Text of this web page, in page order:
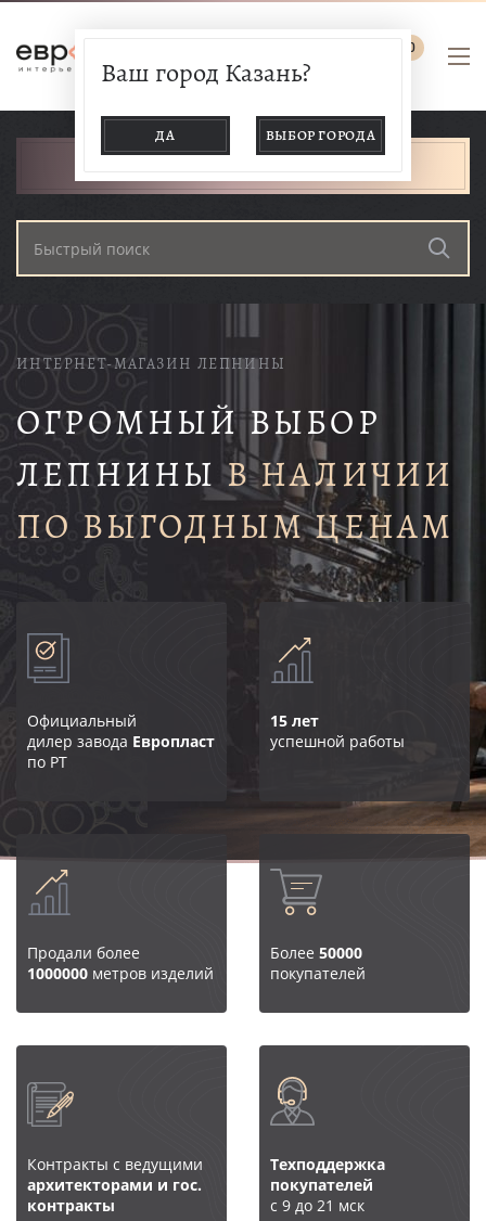
0
Ваш город Казань?
ДА ВЫБОР ГОРОДА
ИНТЕРНЕТ-МАГАЗИН ЛЕПНИНЫ
ОГРОМНЫЙ ВЫБОР
ЛЕПНИНЫ В НАЛИЧИИ
ПО ВЫГОДНЫМ ЦЕНАМ
Официальный
дилер завода Европласт
по РТ
15 лет
успешной работы
Продали более
1000000 метров изделий
Более 50000
покупателей
Контракты с ведущими
архитекторами и гос.
контракты
Техподдержка
покупателей
с 9 до 21 мск